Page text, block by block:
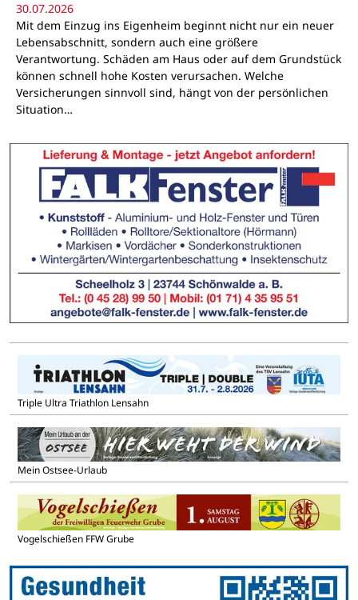
30.07.2026
Mit dem Einzug ins Eigenheim beginnt nicht nur ein neuer
Lebensabschnitt, sondern auch eine größere
Verantwortung. Schäden am Haus oder auf dem Grundstück
können schnell hohe Kosten verursachen. Welche
Versicherungen sinnvoll sind, hängt von der persönlichen
Situation…
Triple Ultra Triathlon Lensahn
Mein Ostsee-Urlaub
Vogelschießen FFW Grube